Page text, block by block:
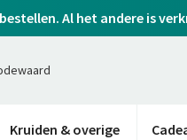
Al het andere is
Kruiden & overige